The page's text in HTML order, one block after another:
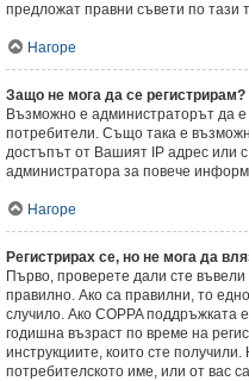
предложат правни съвети по тази
Нагоре
Защо не мога да се регистрирам?
Възможно е администраторът да
потребители. Също така е
достъпът от Вашият IP адрес или
администратора за повече
Нагоре
Регистрирах се, но не мога да
Първо, проверете дали сте
правилно. Ако са правилни, то
случило. Ако COPPA поддръжката
годишна възраст по време на
инструкциите, които сте
потребителското име, или от вас